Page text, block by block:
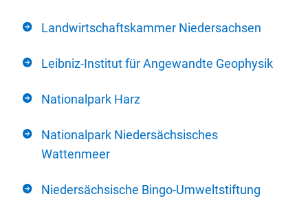
Landwirtschaftskammer Niedersachsen
Leibniz-Institut für Angewandte Geophysik
Nationalpark Harz
Nationalpark Niedersächsisches
Wattenmeer
Niedersächsische Bingo-Umweltstiftung